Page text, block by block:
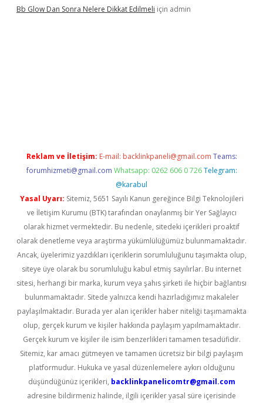
Bb Glow Dan Sonra Nelere Dikkat Edilmeli için admin
Reklam ve İletişim: E-mail: backlinkpaneli@gmail.com Teams:
forumhizmeti@gmail.com Whatsapp: 0262 606 0 726 Telegram:
@karabul
Yasal Uyarı: Sitemiz, 5651 Sayılı Kanun gereğince Bilgi Teknolojileri
ve İletişim Kurumu (BTK) tarafından onaylanmış bir Yer Sağlayıcı
olarak hizmet vermektedir. Bu nedenle, sitedeki içerikleri proaktif
olarak denetleme veya araştırma yükümlülüğümüz bulunmamaktadır.
Ancak, üyelerimiz yazdıkları içeriklerin sorumluluğunu taşımakta olup,
siteye üye olarak bu sorumluluğu kabul etmiş sayılırlar. Bu internet
sitesi, herhangi bir marka, kurum veya şahıs şirketi ile hiçbir bağlantısı
bulunmamaktadır. Sitede yalnızca kendi hazırladığımız makaleler
paylaşılmaktadır. Burada yer alan içerikler haber niteliği taşımamakta
olup, gerçek kurum ve kişiler hakkında paylaşım yapılmamaktadır.
Gerçek kurum ve kişiler ile isim benzerlikleri tamamen tesadüfidir.
Sitemiz, kar amacı gütmeyen ve tamamen ücretsiz bir bilgi paylaşım
platformudur. Hukuka ve yasal düzenlemelere aykırı olduğunu
düşündüğünüz içerikleri, backlinkpanelicomtr@gmail.com
adresine bildirmeniz halinde, ilgili içerikler yasal süre içerisinde